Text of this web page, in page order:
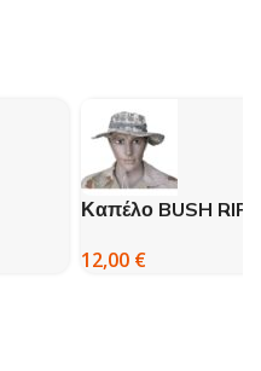
Καπέλο BUSH
12,00 €